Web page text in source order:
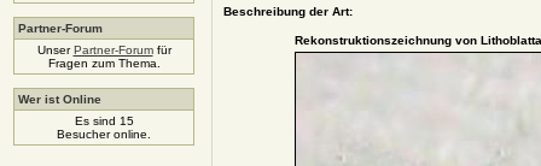
Partner-Forum
UnserPartner-Forumfür
Fragen zum Thema.
Wer ist Online
Es sind 15
Besucher online.
Beschreibung der Art:
Rekonstruktionszeichnung von